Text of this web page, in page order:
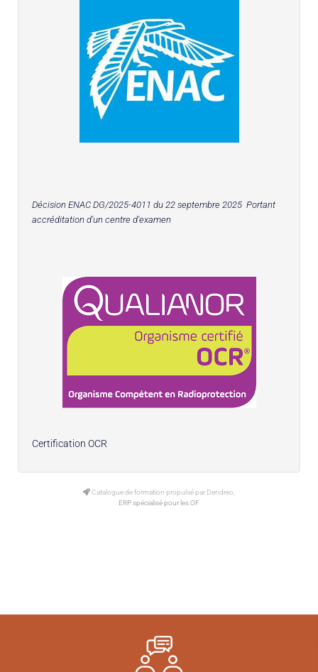
Décision ENAC DG/2025-4011 du 22 septembre 2025 Portant
accréditation d'un centre d'examen
Certification OCR
Catalogue de formation propulsé par Dendreo,
ERP spécialisé pour les OF